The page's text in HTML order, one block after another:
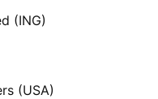
(ING)
(USA)